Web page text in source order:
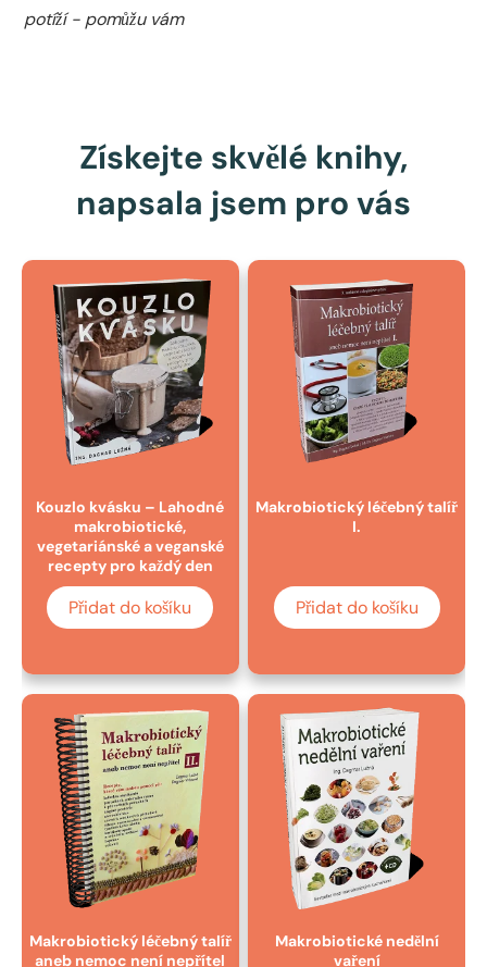
potíží - pomůžu vám
Získejte skvělé knihy,
napsala jsem pro vás
Kouzlo kvásku – Lahodné
makrobiotické,
vegetariánské a veganské
recepty pro každý den
Přidat do košíku
Makrobiotický léčebný talíř
I.
Přidat do košíku
Makrobiotický léčebný talíř
aneb nemoc není nepřítel
Makrobiotické nedělní
vaření